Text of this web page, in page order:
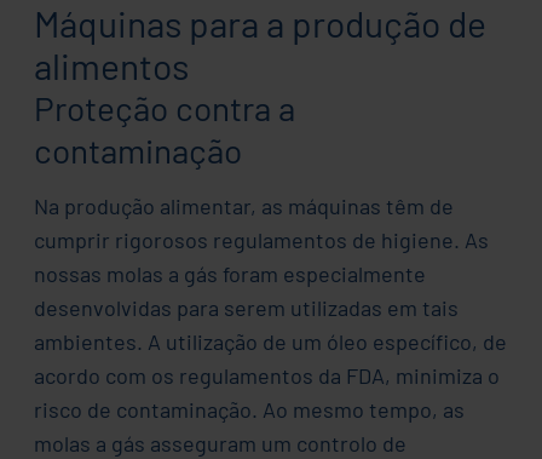
Máquinas para a produção de
alimentos
Proteção contra a
contaminação
Na produção alimentar, as máquinas têm de
cumprir rigorosos regulamentos de higiene. As
nossas molas a gás foram especialmente
desenvolvidas para serem utilizadas em tais
ambientes. A utilização de um óleo específico, de
acordo com os regulamentos da FDA, minimiza o
risco de contaminação. Ao mesmo tempo, as
molas a gás asseguram um controlo de